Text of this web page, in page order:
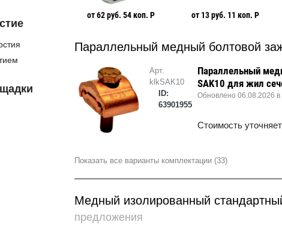
от 62 руб. 54 коп. Р от 13 руб. 11 коп. Р
Параллельный медный болтовой
Арт.
klkSAK10
ID:
63901955
Параллельный
SAK10 для жил
Обновлено 06.08.2026 в
Стоимость
Показать все варианты комплектации (33)
Медный изолированный
предложения